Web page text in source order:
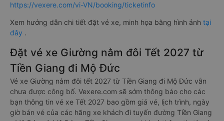
https://vexere.com/vi-VN/booking/ticketinfo
Xem hướng dẫn chi tiết đặt vé xe, minh họa bằng hình ảnh tại
đây .
Đặt vé xe Giường nằm đôi Tết 2027 từ
Tiền Giang đi Mộ Đức
Vé xe Giường nằm đôi tết 2027 từ Tiền Giang đi Mộ Đức vẫn
chưa được công bố. Vexere.com sẽ sớm thông báo cho các
bạn thông tin vé xe Tết 2027 bao gồm giá vé, lịch trình, ngày
giờ bán vé của các hãng xe khách đi tuyến đường Tiền Giang